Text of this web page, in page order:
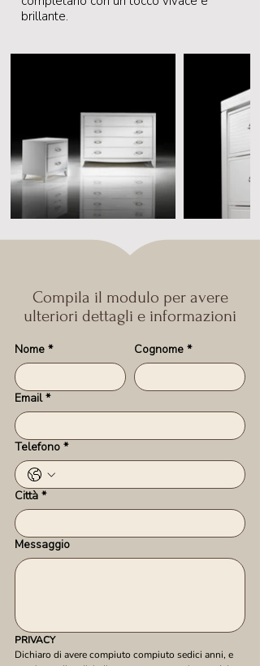
brillante.
Compila il modulo per avere
ulteriori dettagli e informazioni
Nome * Cognome *
Email *
Telefono *
Città *
Messaggio
PRIVACY
Dichiaro di avere compiuto compiuto sedici anni, e